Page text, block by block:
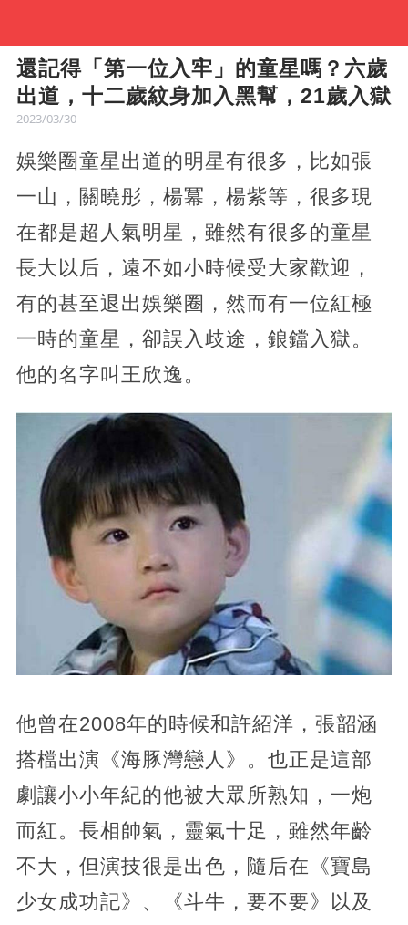
還記得「第一位入牢」的童星嗎？六歲
出道，十二歲紋身加入黑幫，21歲入獄
2023/03/30
娛樂圈童星出道的明星有很多，比如張
一山，關曉彤，楊冪，楊紫等，很多現
在都是超人氣明星，雖然有很多的童星
長大以后，遠不如小時候受大家歡迎，
有的甚至退出娛樂圈，然而有一位紅極
一時的童星，卻誤入歧途，鋃鐺入獄。
他的名字叫王欣逸。
他曾在2008年的時候和許紹洋，張韶涵
搭檔出演《海豚灣戀人》。也正是這部
劇讓小小年紀的他被大眾所熟知，一炮
而紅。長相帥氣，靈氣十足，雖然年齡
不大，但演技很是出色，隨后在《寶島
少女成功記》、《斗牛，要不要》以及